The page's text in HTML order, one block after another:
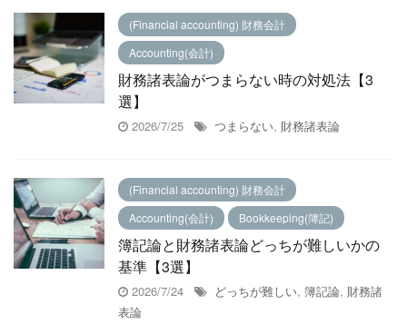
(Financial accounting) 財務会計
Accounting(会計)
財務諸表論がつまらない時の対処法【3
選】
2026/7/25 つまらない, 財務諸表論
(Financial accounting) 財務会計
Accounting(会計)
Bookkeeping(簿記)
簿記論と財務諸表論どっちが難しいかの
基準【3選】
2026/7/24 どっちが難しい, 簿記論, 財務諸
表論